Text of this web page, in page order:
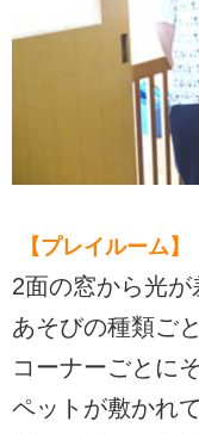
【プレイルーム】
2面の窓から光が
あそびの種類ご
コーナーごとに
ペットが敷かれ